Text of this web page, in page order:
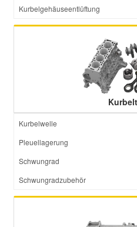
Kurbelgehäuseentlüftung
Kurbelwelle
Pleuellagerung
Schwungrad
Schwungradzubehör